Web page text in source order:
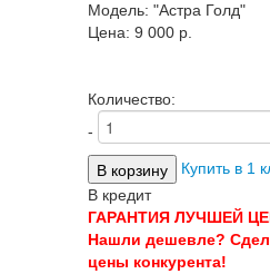
Модель: "Астра Голд"
Цена: 9 000 p.
Количество:
-
Купить в 1
В кредит
ГАРАНТИЯ ЛУЧШЕЙ
Нашли дешевле?
цены конкурента!